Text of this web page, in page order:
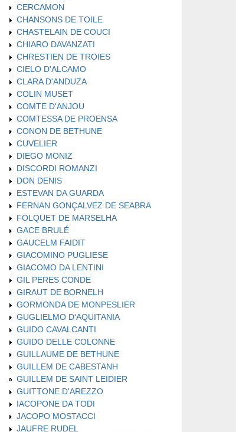
CERCAMON
CHANSONS DE TOILE
CHASTELAIN DE COUCI
CHIARO DAVANZATI
CHRESTIEN DE TROIES
CIELO D'ALCAMO
CLARA D'ANDUZA
COLIN MUSET
COMTE D'ANJOU
COMTESSA DE PROENSA
CONON DE BETHUNE
CUVELIER
DIEGO MONIZ
DISCORDI ROMANZI
DON DENIS
ESTEVAN DA GUARDA
FERNAN GONÇALVEZ DE SEABRA
FOLQUET DE MARSELHA
GACE BRULÉ
GAUCELM FAIDIT
GIACOMINO PUGLIESE
GIACOMO DA LENTINI
GIL PERES CONDE
GIRAUT DE BORNELH
GORMONDA DE MONPESLIER
GUGLIELMO D'AQUITANIA
GUIDO CAVALCANTI
GUIDO DELLE COLONNE
GUILLAUME DE BETHUNE
GUILLEM DE CABESTANH
GUILLEM DE SAINT LEIDIER
GUITTONE D'AREZZO
IACOPONE DA TODI
JACOPO MOSTACCI
JAUFRE RUDEL